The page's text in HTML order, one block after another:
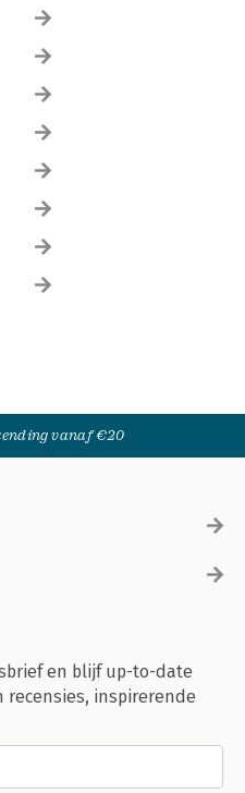
vanaf €20
en blijf up-to-date
inspirerende